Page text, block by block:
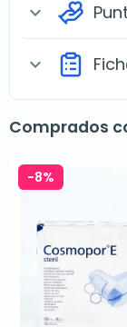
expand_more
expand_more
Comprados
-8%